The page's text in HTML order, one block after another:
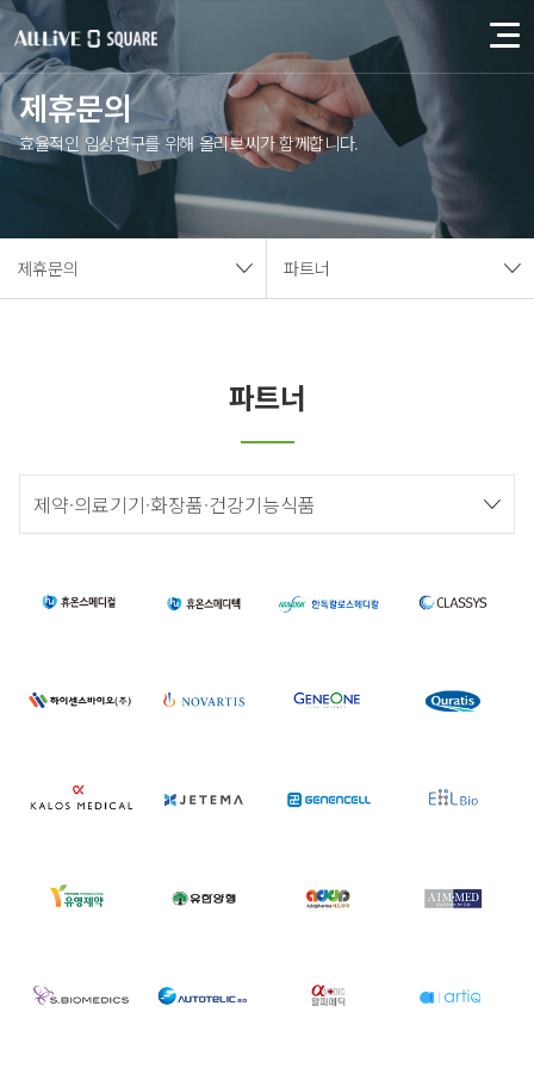
제휴문의
효율적인 임상연구를 위해 올리브씨가 함께합니다.
제휴문의 파트너
파트너